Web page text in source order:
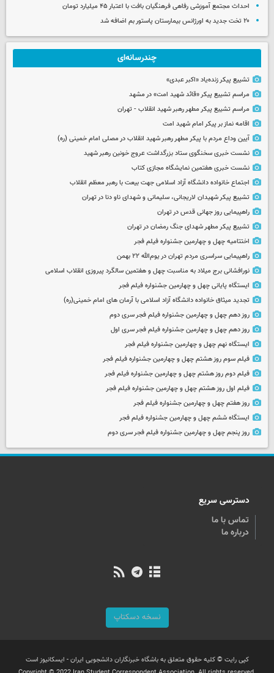
احداث مجتمع آموزشی رفاهی فرهنگیان بافت با اعتبار ۴۵ میلیارد تومان
۲۰ تخت جدید به اورژانس بیمارستان پاستور بم اضافه شد
چندرسانه‌ای
تشییع پیکر زنده‌یاد «اکبر عبدی»
مراسم تشییع پیکر «قائد شهید امت» در مشهد
مراسم تشییع پیکر مطهر رهبر شهید انقلاب - تهران
اقامه نماز بر پیکر امام شهید امت
آیین وداع مردم با پیکر مطهر رهبر شهید انقلاب در مصلی امام خمینی (ره)
نشست خبری سخنگوی ستاد بزرگداشت عروج خونین رهبر شهید
نشست خبری هفتمین نمایشگاه مجازی کتاب
اجتماع خانواده دانشگاه آزاد اسلامی جهت بیعت با رهبر معظم انقلاب
تشییع پیکر شهیدان لاریجانی، سلیمانی و شهدای ناو دنا در تهران
راهپیمایی روز جهانی قدس در تهران
تشییع پیکر مطهر شهدای جنگ رمضان در تهران
اختتامیه چهل و چهارمین جشنواره فیلم فجر
راهپیمایی سراسری مردم تهران در یوم‌الله ۲۲ بهمن
نورافشانی برج میلاد به مناسبت چهل‌ و هفتمین سالگرد پیروزی انقلاب اسلامی
ایستگاه پایانی چهل و چهارمین جشنواره فیلم فجر
تجدید میثاق خانواده دانشگاه آزاد اسلامی با آرمان های امام خمینی(ره)
روز دهم چهل و چهارمین جشنواره فیلم فجر سری دوم
روز دهم چهل و چهارمین جشنواره فیلم فجر سری اول
ایستگاه نهم چهل و چهارمین جشنواره فیلم فجر
فیلم سوم روز هشتم چهل و چهارمین جشنواره فیلم فجر
فیلم دوم روز هشتم چهل و چهارمین جشنواره فیلم فجر
فیلم اول روز هشتم چهل و چهارمین جشنواره فیلم فجر
روز هفتم چهل و چهارمین جشنواره فیلم فجر
ایستگاه ششم چهل و چهارمین جشنواره فیلم فجر
روز پنجم چهل و چهارمین جشنواره فیلم فجر سری دوم
دسترسی سریع
تماس با ما
درباره ما
نسخه دسکتاپ
کپی رایت © کلیه حقوق متعلق به باشگاه خبرنگاران دانشجویی ایران - ایسکانیوز است